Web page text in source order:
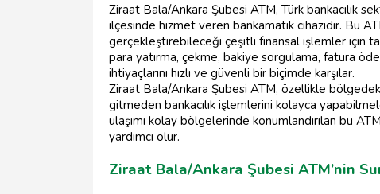
Ziraat Bala/Ankara Şubesi ATM, Türk bankacılık
ilçesinde hizmet veren bankamatik cihazıdır. Bu
gerçekleştirebileceği çeşitli finansal işlemler için
para yatırma, çekme, bakiye sorgulama, fatura
ihtiyaçlarını hızlı ve güvenli bir biçimde karşılar.
Ziraat Bala/Ankara Şubesi ATM, özellikle
gitmeden bankacılık işlemlerini kolayca
ulaşımı kolay bölgelerinde konumlandırılan bu
yardımcı olur.
Ziraat Bala/Ankara Şubesi ATM’nin